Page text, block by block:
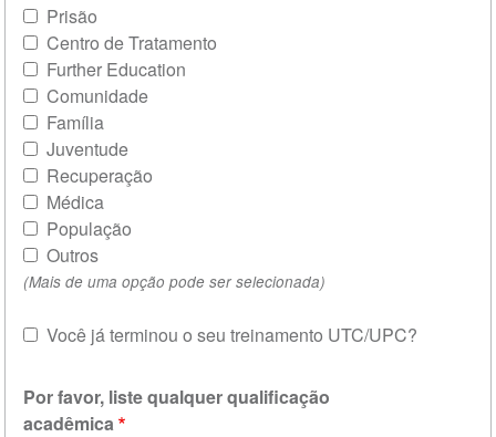
Prisão
Centro de Tratamento
Further Education
Comunidade
Família
Juventude
Recuperação
Médica
População
Outros
(Mais de uma opção pode ser selecionada)
Você já terminou o seu treinamento UTC/UPC?
Por favor, liste qualquer qualificação
acadêmica